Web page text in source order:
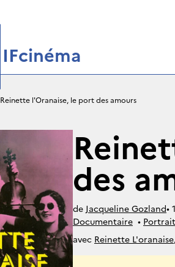
IFcinéma
Reinette l'Oranaise, le port des amours
des
de Jacqueline Gozland•
Documentaire • Portrait
avec Reinette L'oranaise,